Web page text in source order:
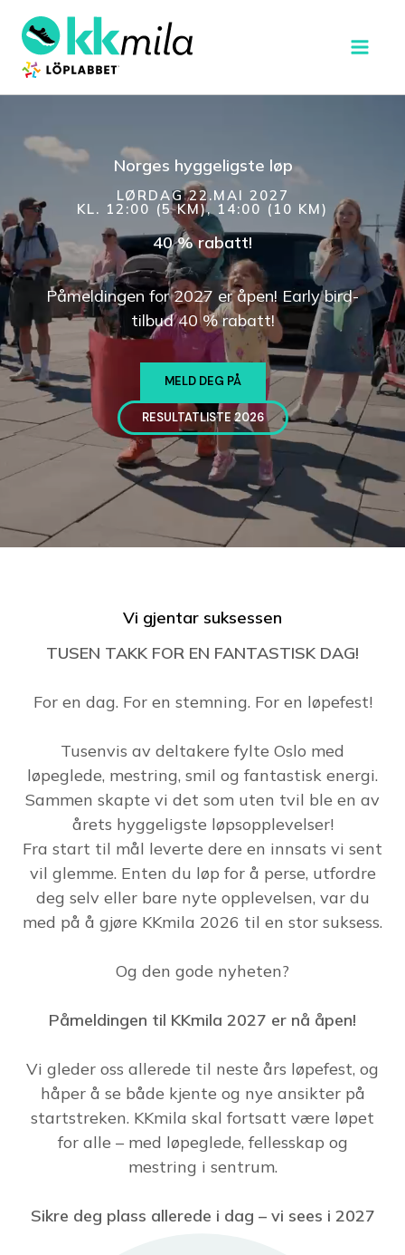
Hopp
rett
innholdet
Norges hyggeligste løp
LØRDAG 22.MAI 202 7
KL. 12:00 (5 KM), 14:00 (10 KM)
40 % rabatt!
Påmeldingen for 2027 er åpen! Early bird-
tilbud 40 % rabatt!
MELD DEG PÅ
RESULTATLISTE 2026
Vi gjentar suksessen
TUSEN TAKK FOR EN FANTASTISK DAG!
For en dag. For en stemning. For en løpefest!
Tusenvis av deltakere fylte Oslo med
løpeglede, mestring, smil og fantastisk energi.
Sammen skapte vi det som uten tvil ble en av
årets hyggeligste løpsopplevelser!
Fra start til mål leverte dere en innsats vi sent
vil glemme. Enten du løp for å perse, utfordre
deg selv eller bare nyte opplevelsen, var du
med på å gjøre KKmila 2026 til en stor suksess.
Og den gode nyheten?
Påmeldingen til KKmila 2027 er nå åpen!
Vi gleder oss allerede til neste års løpefest, og
håper å se både kjente og nye ansikter på
startstreken. KKmila skal fortsatt være løpet
for alle – med løpeglede, fellesskap og
mestring i sentrum.
Sikre deg plass allerede i dag – vi sees i 2027